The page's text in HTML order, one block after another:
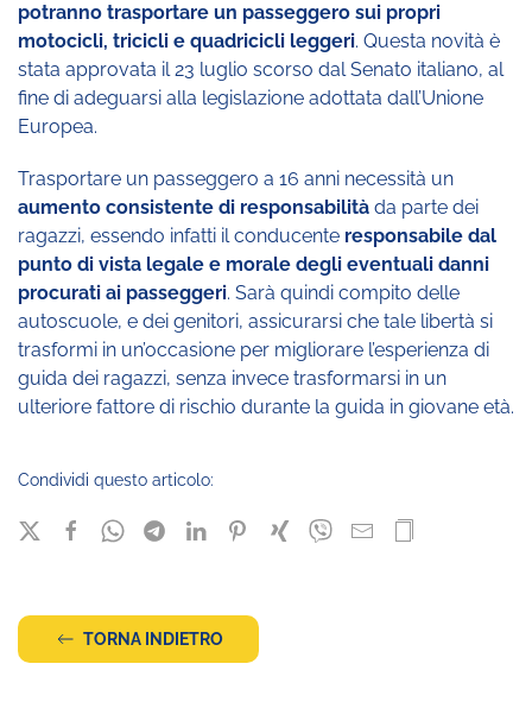
potranno trasportare un passeggero sui propri
motocicli, tricicli e quadricicli leggeri. Questa novità è
stata approvata il 23 luglio scorso dal Senato italiano, al
fine di adeguarsi alla legislazione adottata dall’Unione
Europea.
Trasportare un passeggero a 16 anni necessità un
aumento consistente di responsabilità da parte dei
ragazzi, essendo infatti il conducente responsabile dal
punto di vista legale e morale degli eventuali danni
procurati ai passeggeri. Sarà quindi compito delle
autoscuole, e dei genitori, assicurarsi che tale libertà si
trasformi in un’occasione per migliorare l’esperienza di
guida dei ragazzi, senza invece trasformarsi in un
ulteriore fattore di rischio durante la guida in giovane età.
Condividi questo articolo:
TORNA INDIETRO